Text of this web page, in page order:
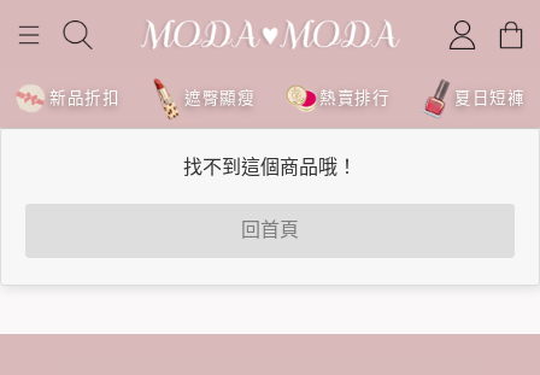
新品折扣 遮臀顯瘦 熱賣排行 夏日短褲
找不到這個商品哦！
回首頁